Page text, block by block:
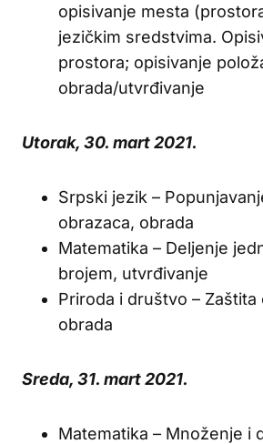
opisivanje mesta
jezičkim sredstvima.
prostora; opisivanje
obrada/utvrđivanje
Utorak, 30. mart 2021.
Srpski jezik –
obrazaca, obrada
Matematika – Deljenje
brojem, utvrđivanje
Priroda i društvo – Zaštita
obrada
Sreda, 31. mart 2021.
Matematika – Množenje i